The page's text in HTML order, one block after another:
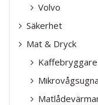
Volvo
Säkerhet
Mat & Dryck
Kaffebryggare